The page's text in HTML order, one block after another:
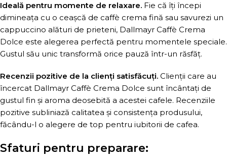
Ideală pentru momente de relaxare. Fie că îți începi
dimineața cu o ceașcă de caffè crema fină sau savurezi un
cappuccino alături de prieteni, Dallmayr Caffè Crema
Dolce este alegerea perfectă pentru momentele speciale.
Gustul său unic transformă orice pauză într-un răsfăț.
Recenzii pozitive de la clienți satisfăcuți. Clienții care au
încercat Dallmayr Caffè Crema Dolce sunt încântați de
gustul fin și aroma deosebită a acestei cafele. Recenziile
pozitive subliniază calitatea și consistența produsului,
făcându-l o alegere de top pentru iubitorii de cafea.
Sfaturi pentru preparare: